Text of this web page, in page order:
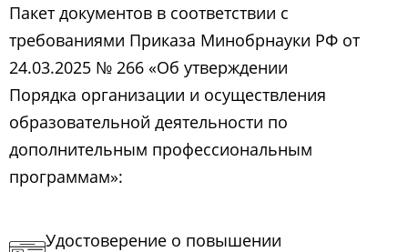
Пакет документов в соответствии с
требованиями Приказа Минобрнауки РФ от
24.03.2025 № 266 «Об утверждении
Порядка организации и осуществления
образовательной деятельности по
дополнительным профессиональным
программам»:
Удостоверение о повышении